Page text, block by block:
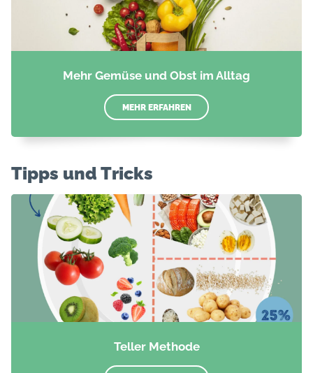
Mehr Gemüse und Obst im Alltag
MEHR ERFAHREN
Tipps und Tricks
Teller Methode